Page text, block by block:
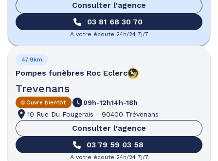
Consulter l'agence
03 81 68 30 70
A votre écoute 24h/24 7j/7
Pompes funèbres Roc Eclerc
Trevenans
47.9km
Ouvre bientôt 09h-12h14h-18h
10 Rue Du Fougerais - 90400 Trévenans
Consulter l'agence
03 79 59 03 58
A votre écoute 24h/24 7j/7